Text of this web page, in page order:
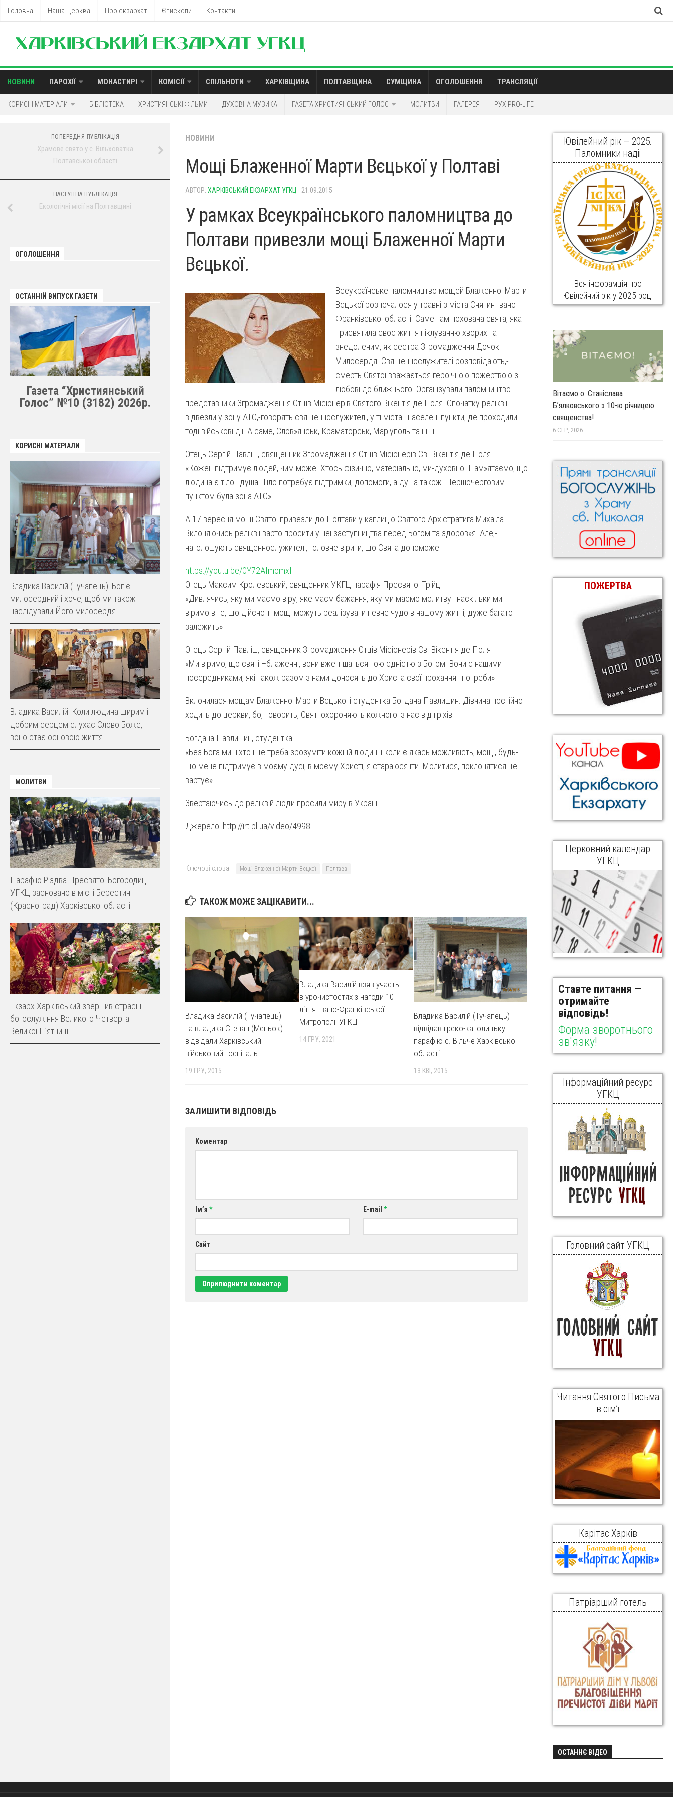
Головна Наша Церква Про екзархат Єпископи Контакти
НОВИНИ ПАРОХІЇ МОНАСТИРІ КОМІСІЇ СПІЛЬНОТИ ХАРКІВЩИНА ПОЛТАВЩИНА СУМЩИНА ОГОЛОШЕННЯ ТРАНСЛЯЦІЇ
КОРИСНІ МАТЕРІАЛИ БІБЛІОТЕКА ХРИСТИЯНСЬКІ ФІЛЬМИ ДУХОВНА МУЗИКА ГАЗЕТА ХРИСТИЯНСЬКИЙ ГОЛОС МОЛИТВИ ГАЛЕРЕЯ РУХ PRO-LIFE
НОВИНИ
Мощі Блаженної Марти Вєцької у Полтаві
АВТОР: ХАРКІВСЬКИЙ ЕКЗАРХАТ УГКЦ · 21.09.2015
У рамках Всеукраїнського паломництва до
Полтави привезли мощі Блаженної Марти
Вєцької.
Всеукраїнське паломництво мощей Блаженної Марти
Вєцької розпочалося у травні з міста Снятин Івано-
Франківської області. Саме там похована свята, яка
присвятила своє життя піклуванню хворих та
знедоленим, як сестра Згромадження Дочок
Милосердя. Священнослужителі розповідають,-
смерть Святої вважається героїчною пожертвою з
любові до ближнього. Організували паломництво
представники Згромадження Отців Місіонерів Святого Вікентія де Поля. Спочатку реліквії
відвезли у зону АТО,-говорять священнослужителі, у ті міста і населені пункти, де проходили
тоді військові дії. А саме, Слов»янськ, Краматорськ, Маріуполь та інші.
Отець Сергій Павліш, священник Згромадження Отців Місіонерів Св. Вікентія де Поля
«Кожен підтримує людей, чим може. Хтось фізично, матеріально, ми-духовно. Пам»ятаємо, що
людина є тіло і душа. Тіло потребує підтримки, допомоги, а душа також. Першочерговим
пунктом була зона АТО»
А 17 вересня мощі Святої привезли до Полтави у каплицю Святого Архістратига Михаїла.
Вклоняючись реліквії варто просити у неї заступництва перед Богом та здоров»я. Але,-
наголошують священнослужителі, головне вірити, що Свята допоможе.
https://youtu.be/0Y72AImomxI
Отець Максим Кролевський, священник УКГЦ парафія Пресвятої Трійці
«Дивлячись, яку ми маємо віру, яке маєм бажання, яку ми маємо молитву і наскільки ми
віримо в те, що дійсно ті мощі можуть реалізувати певне чудо в нашому житті, дуже багато
залежить»
Отець Сергій Павліш, священник Згромадження Отців Місіонерів Св. Вікентія де Поля
«Ми віримо, що святі –блаженні, вони вже тішаться тою єдністю з Богом. Вони є нашими
посередниками, які також разом з нами доносять до Христа свої прохання і потреби»
Вклонилася мощам Блаженної Марти Вєцької і студентка Богдана Павлишин. Дівчина постійно
ходить до церкви, бо,-говорить, Святі охороняють кожного із нас від гріхів.
Богдана Павлишин, студентка
«Без Бога ми ніхто і це треба зрозуміти кожній людині і коли є якась можливість, мощі, будь-
що мене підтримує в моєму дусі, в моєму Христі, я стараюся іти. Молитися, поклонятися це
вартує»
Звертаючись до реліквій люди просили миру в Україні.
Джерело: http://irt.pl.ua/video/4998
Ключові слова: Мощі Блаженної Марти Вєцкої Полтава
ТАКОЖ МОЖЕ ЗАЦІКАВИТИ...
Владика Василій (Тучапець)
та владика Степан (Меньок)
відвідали Харківський
військовий госпіталь
19 ГРУ, 2015
Владика Василій взяв участь
в урочистостях з нагоди 10-
ліття Івано-Франківської
Митрополії УГКЦ
14 ГРУ, 2021
Владика Василій (Тучапець)
відвідав греко-католицьку
парафію с. Вільче Харківської
області
13 КВІ, 2015
ЗАЛИШИТИ ВІДПОВІДЬ
Коментар
Ім’я * E-mail *
Сайт
ПОПЕРЕДНЯ ПУБЛІКАЦІЯ
Храмове свято у с. Вільховатка
Полтавської області
НАСТУПНА ПУБЛІКАЦІЯ
Екологічні місії на Полтавщині
ОГОЛОШЕННЯ
ОСТАННІЙ ВИПУСК ГАЗЕТИ
Газета “Християнський
Голос” №10 (3182) 2026р.
КОРИСНІ МАТЕРІАЛИ
Владика Василій (Тучапець): Бог є
милосердний і хоче, щоб ми також
наслідували Його милосердя
Владика Василій: Коли людина щирим і
добрим серцем слухає Слово Боже,
воно стає основою життя
МОЛИТВИ
Парафію Різдва Пресвятої Богородиці
УГКЦ засновано в місті Берестин
(Красноград) Харківської області
Екзарх Харківський звершив страсні
богослужіння Великого Четверга і
Великої Пʼятниці
Ювілейний рік — 2025.
Паломники надії
Вся інфорамція про
Ювілейний рік у 2025 році
Вітаємо о. Станіслава
Бʼялковського з 10-ю річницею
священства!
6 СЕР, 2026
ПОЖЕРТВА
Церковний календар
УГКЦ
Ставте питання —
отримайте
відповідь!
Форма зворотнього
зв'язку!
Інформаційний ресурс
УГКЦ
Головний сайт УГКЦ
Читання Святого Письма
в сім’ї
Карітас Харків
Патріарший готель
ОСТАННЄ ВІДЕО